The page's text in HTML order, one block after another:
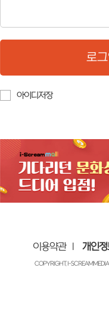
아이디저장
이용약관 개인
COPYRIGHT. I-